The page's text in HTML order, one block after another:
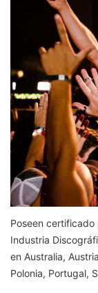
Poseen certificado
Industria
en Australia,
Polonia, Portugal,